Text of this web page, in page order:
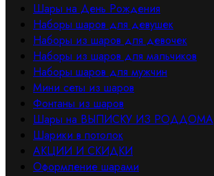
Шары на День Рождения
Наборы шаров для девушек
Наборы из шаров для девочек
Наборы из шаров для мальчиков
Наборы шаров для мужчин
Мини сеты из шаров
Фонтаны из шаров
Шары на ВЫПИСКУ ИЗ РОДДОМА
Шарики в потолок
АКЦИИ И СКИДКИ
Оформление шарами